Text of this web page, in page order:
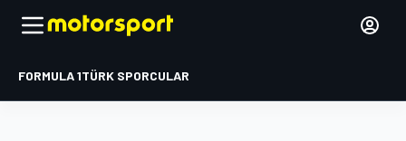
FORMULA 1TÜRK SPORCULAR